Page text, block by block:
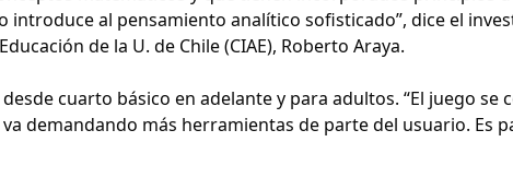
introduce al pensamiento analítico sofisticado”, dice el
de la U. de Chile (CIAE), Roberto Araya.
cuarto básico en adelante y para adultos. “El juego se
demandando más herramientas de parte del usuario. Es